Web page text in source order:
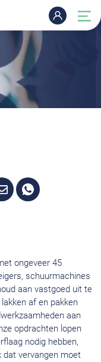
ongeveer 45
schuurmachines
aan vastgoed uit te
af en pakken
aan
opdrachten lopen
nodig hebben,
vervangen moet